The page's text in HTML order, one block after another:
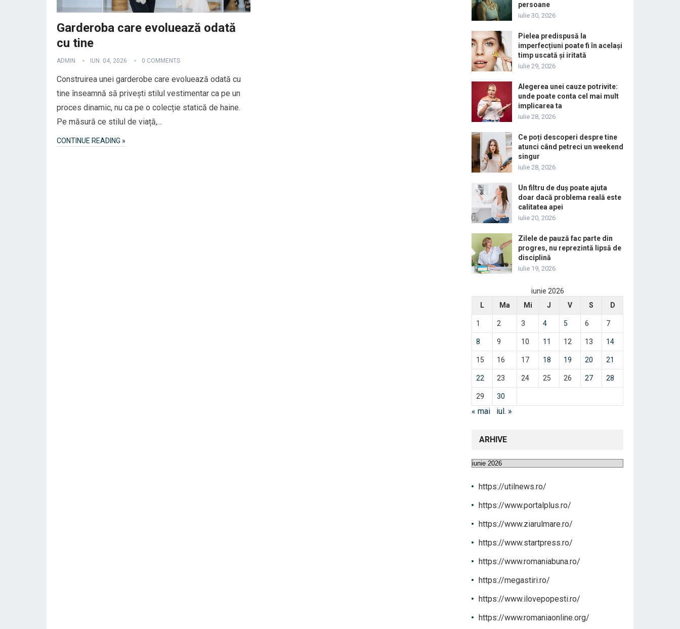
Garderoba care evoluează odată
cu tine
ADMIN IUN. 04, 2026 0 COMMENTS
Construirea unei garderobe care evoluează odată cu
tine înseamnă să privești stilul vestimentar ca pe un
proces dinamic, nu ca pe o colecție statică de haine.
Pe măsură ce stilul de viață,…
CONTINUE READING »
persoane
iulie 30, 2026
Pielea predispusă la
imperfecțiuni poate fi în același
timp uscată și iritată
iulie 29, 2026
Alegerea unei cauze potrivite:
unde poate conta cel mai mult
implicarea ta
iulie 28, 2026
Ce poți descoperi despre tine
atunci când petreci un weekend
singur
iulie 28, 2026
Un filtru de duș poate ajuta
doar dacă problema reală este
calitatea apei
iulie 20, 2026
Zilele de pauză fac parte din
progres, nu reprezintă lipsă de
disciplină
iulie 19, 2026
iunie 2026
L
Ma Mi J V S D
1 2 3 4 5 6 7
8 9 10 11 12 13 14
15 16 17 18 19 20 21
22 23 24 25 26 27 28
29 30
« mai iul. »
ARHIVE
Arhive
https://utilnews.ro/
https://www.portalplus.ro/
https://www.ziarulmare.ro/
https://www.startpress.ro/
https://www.romaniabuna.ro/
https://megastiri.ro/
https://www.ilovepopesti.ro/
https://www.romaniaonline.org/